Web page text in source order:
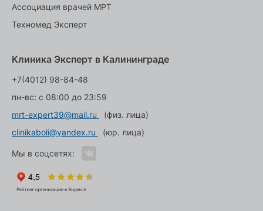
Ассоциация врачей МРТ
Техномед Эксперт
Клиника Эксперт в Калининграде
+7(4012) 98-84-48
пн-вс: с 08:00 до 23:59
mrt-expert39@mail.ru
(физ. лица)
clinikaboli@yandex.ru
(юр. лица)
Мы в соцсетях: